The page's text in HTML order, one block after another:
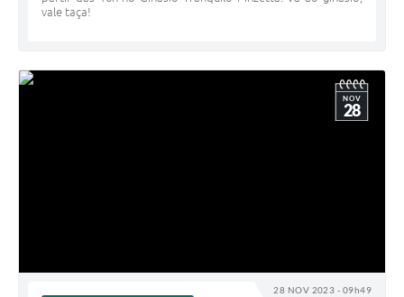
vale taça!
28 NOV 2023 - 09h49
NOV
28